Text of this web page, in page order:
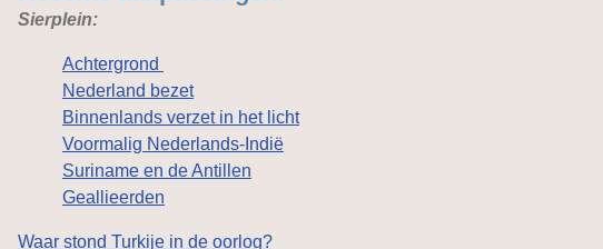
Sierplein:
Achtergrond
Nederland bezet
Binnenlands verzet in het licht
Voormalig Nederlands-Indië
Suriname en de Antillen
Geallieerden
Waar stond Turkije in de oorlog?